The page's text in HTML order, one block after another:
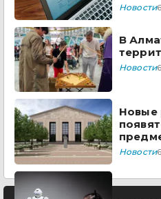
Новости
В
Новости
Новые
Новости